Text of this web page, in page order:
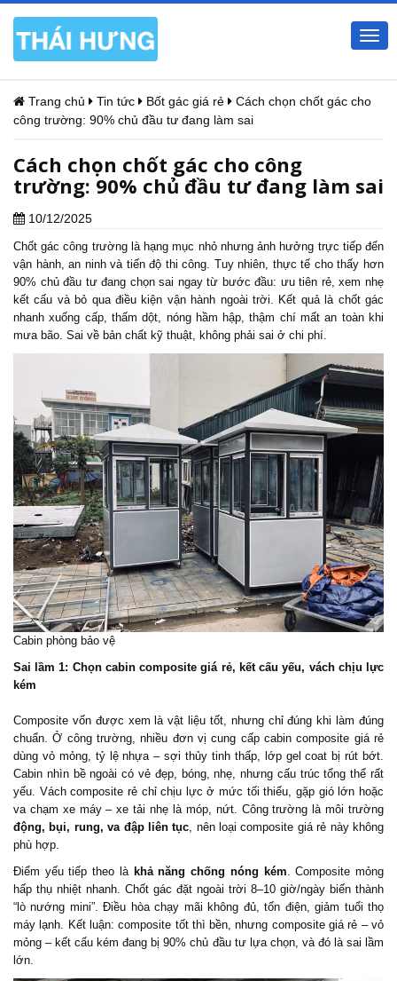
Trang chủ Tin tức Bốt gác giá rẻ
Cách chọn chốt gác cho
công trường: 90% chủ đầu tư đang làm sai
Cách chọn chốt gác cho công
trường: 90% chủ đầu tư đang làm sai
10/12/2025
Chốt gác công trường là hạng mục nhỏ nhưng ảnh hưởng trực tiếp đến
vận hành, an ninh và tiến độ thi công. Tuy nhiên, thực tế cho thấy hơn
90% chủ đầu tư đang chọn sai ngay từ bước đầu: ưu tiên rẻ, xem nhẹ
kết cấu và bỏ qua điều kiện vận hành ngoài trời. Kết quả là chốt gác
nhanh xuống cấp, thấm dột, nóng hầm hập, thậm chí mất an toàn khi
mưa bão. Sai về bản chất kỹ thuật, không phải sai ở chi phí.
Cabin phòng bảo vệ
Sai lầm 1: Chọn cabin composite giá rẻ, kết cấu yếu, vách chịu lực
kém
Composite vốn được xem là vật liệu tốt, nhưng chỉ đúng khi làm đúng
chuẩn. Ở công trường, nhiều đơn vị cung cấp cabin composite giá rẻ
dùng vỏ mỏng, tỷ lệ nhựa – sợi thủy tinh thấp, lớp gel coat bị rút bớt.
Cabin nhìn bề ngoài có vẻ đẹp, bóng, nhẹ, nhưng cấu trúc tổng thể rất
yếu. Vách composite rẻ chỉ chịu lực ở mức tối thiểu, gặp gió lớn hoặc
va chạm xe máy – xe tải nhẹ là móp, nứt. Công trường là môi trường
động, bụi, rung, va đập liên tục , nên loại composite giá rẻ này không
phù hợp.
Điểm yếu tiếp theo là khả năng chống nóng kém . Composite mỏng
hấp thụ nhiệt nhanh. Chốt gác đặt ngoài trời 8–10 giờ/ngày biến thành
“lò nướng mini”. Điều hòa chạy mãi không đủ, tốn điện, giảm tuổi thọ
máy lạnh. Kết luận: composite tốt thì bền, nhưng composite giá rẻ – vỏ
mỏng – kết cấu kém đang bị 90% chủ đầu tư lựa chọn, và đó là sai lầm
lớn.